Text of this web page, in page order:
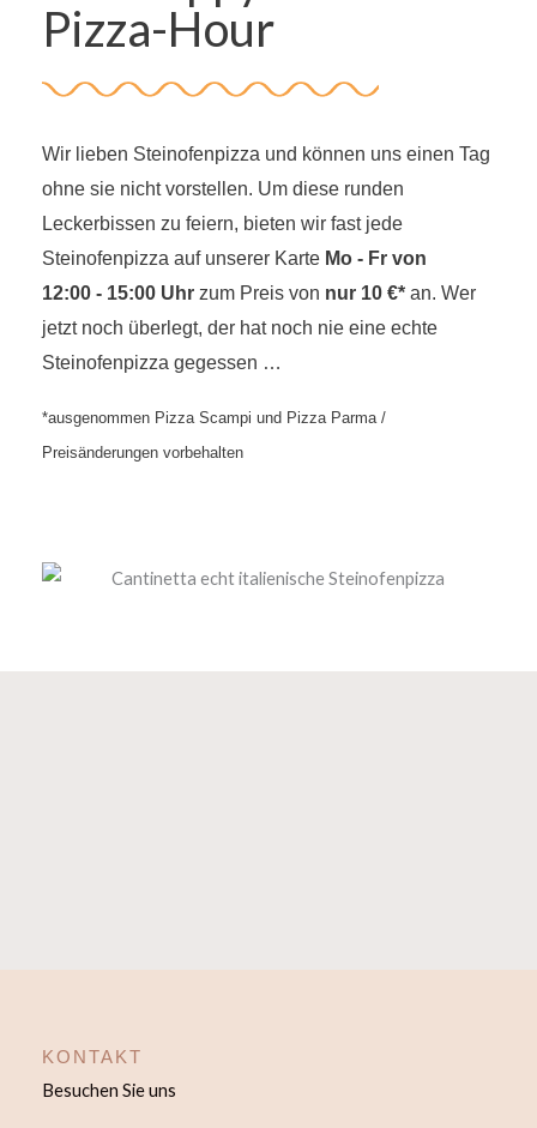
Pizza-Hour
Wir lieben Steinofenpizza und können uns einen Tag
ohne sie nicht vorstellen. Um diese runden
Leckerbissen zu feiern, bieten wir fast jede
Steinofenpizza auf unserer Karte Mo ‑ Fr von
12:00 ‑ 15:00 Uhr zum Preis von nur 10 €* an. Wer
jetzt noch überlegt, der hat noch nie eine echte
Steinofenpizza gegessen …
*ausgenommen Pizza Scampi und Pizza Parma /
Preisänderungen vorbehalten
KONTAKT
Besuchen Sie uns